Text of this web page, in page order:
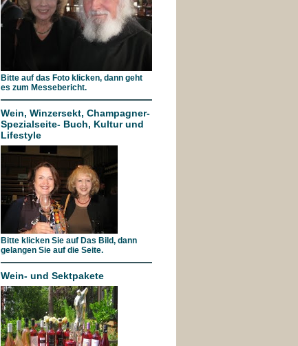
Bitte auf das Foto klicken, dann geht
es zum Messebericht.
Wein, Winzersekt, Champagner-
Spezialseite- Buch, Kultur und
Lifestyle
Bitte klicken Sie auf Das Bild, dann
gelangen Sie auf die Seite.
Wein- und Sektpakete